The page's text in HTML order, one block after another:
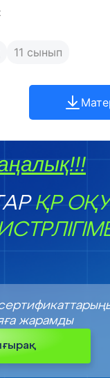
11 сынып
ҚР ОҚУ
жарамды